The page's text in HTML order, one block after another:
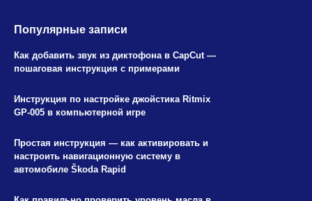
Популярные записи
Как добавить звук из диктофона в CapCut —
пошаговая инструкция с примерами
Инструкция по настройке джойстика Ritmix
GP-005 в компьютерной игре
Простая инструкция — как активировать и
настроить навигационную систему в
автомобиле Škoda Rapid